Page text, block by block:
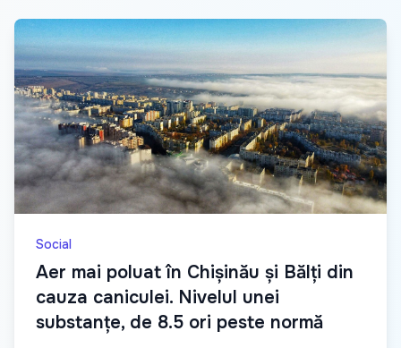
Social
Aer mai poluat în Chișinău și Bălți din
cauza caniculei. Nivelul unei
substanțe, de 8.5 ori peste normă